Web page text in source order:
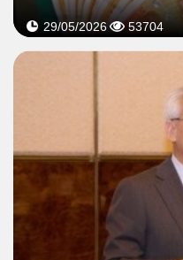
29/05/2026 53704